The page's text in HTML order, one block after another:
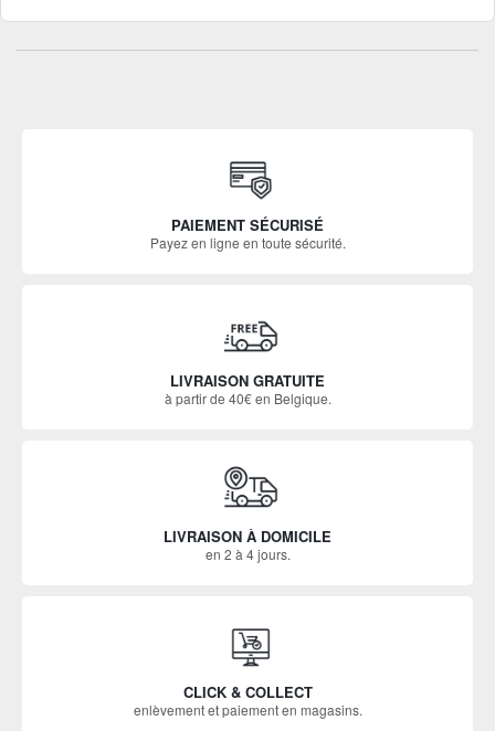
PAIEMENT SÉCURISÉ
Payez en ligne en toute sécurité.
LIVRAISON GRATUITE
à partir de 40€ en Belgique.
LIVRAISON À DOMICILE
en 2 à 4 jours.
CLICK & COLLECT
enlèvement et paiement en magasins.